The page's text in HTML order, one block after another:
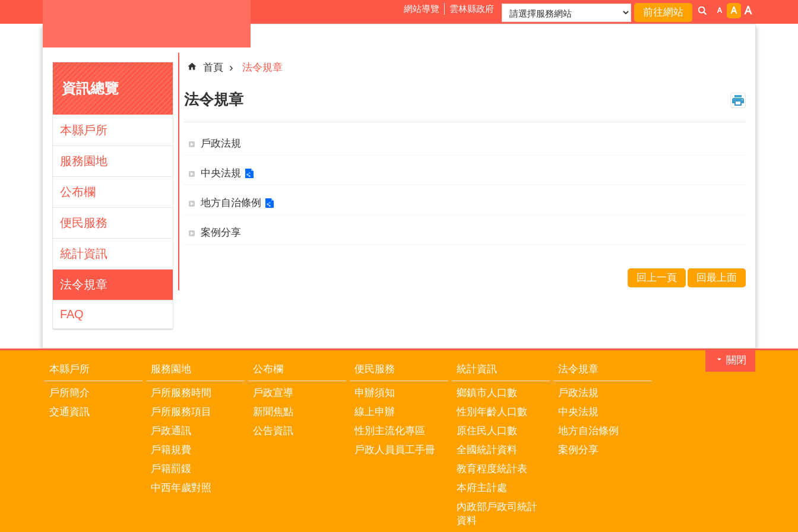
網站導覽 雲林縣政府
資訊總覽
本縣戶所
服務園地
公布欄
便民服務
統計資訊
法令規章
FAQ
首頁 法令規章
法令規章
戶政法規
中央法規
地方自治條例
案例分享
回上一頁 回最上面
關閉
本縣戶所
戶所簡介
交通資訊
服務園地
戶所服務時間
戶所服務項目
戶政通訊
戶籍規費
戶籍罰鍰
中西年歲對照
公布欄
戶政宣導
新聞焦點
公告資訊
便民服務
申辦須知
線上申辦
性別主流化專區
戶政人員員工手冊
統計資訊
鄉鎮市人口數
性別年齡人口數
原住民人口數
全國統計資料
教育程度統計表
本府主計處
內政部戶政司統計
資料
法令規章
戶政法規
中央法規
地方自治條例
案例分享